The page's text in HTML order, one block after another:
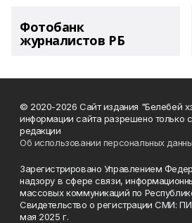
Фотобанк
журналистов РБ
© 2020-2026 Сайт издания "Белебей
информации сайта разрешено только
редакции
Об использовании персональных
Зарегистрировано Управлением
надзору в сфере связи,
массовых коммуникаций по
Свидетельство о регистрации СМИ:
мая 2025 г.